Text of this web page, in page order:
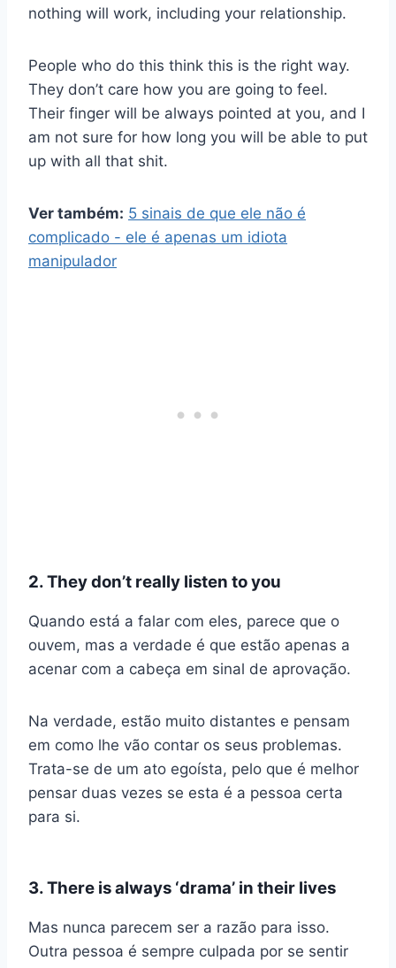
nothing will work, including your relationship.
People who do this think this is the right way.
They don’t care how you are going to feel.
Their finger will be always pointed at you, and I
am not sure for how long you will be able to put
up with all that shit.
Ver também: 5 sinais de que ele não é
complicado - ele é apenas um idiota
manipulador
2. They don’t really listen to you
Quando está a falar com eles, parece que o
ouvem, mas a verdade é que estão apenas a
acenar com a cabeça em sinal de aprovação.
Na verdade, estão muito distantes e pensam
em como lhe vão contar os seus problemas.
Trata-se de um ato egoísta, pelo que é melhor
pensar duas vezes se esta é a pessoa certa
para si.
3. There is always ‘drama’ in their lives
Mas nunca parecem ser a razão para isso.
Outra pessoa é sempre culpada por se sentir